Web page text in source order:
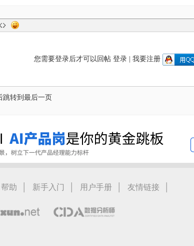
您需要登录后才可以回帖 登录| 我要注册
跳转到最后一页
帮助 | 新手入门 | 用户手册 | 友情链接 |